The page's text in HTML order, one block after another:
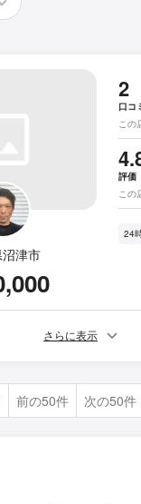
津市
2
口コ
この
評価
この
24
さらに表示
前の50件 次の50件